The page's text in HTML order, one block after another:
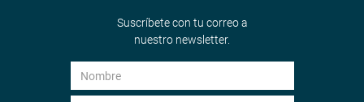
Suscríbete con tu correo a
nuestro newsletter.